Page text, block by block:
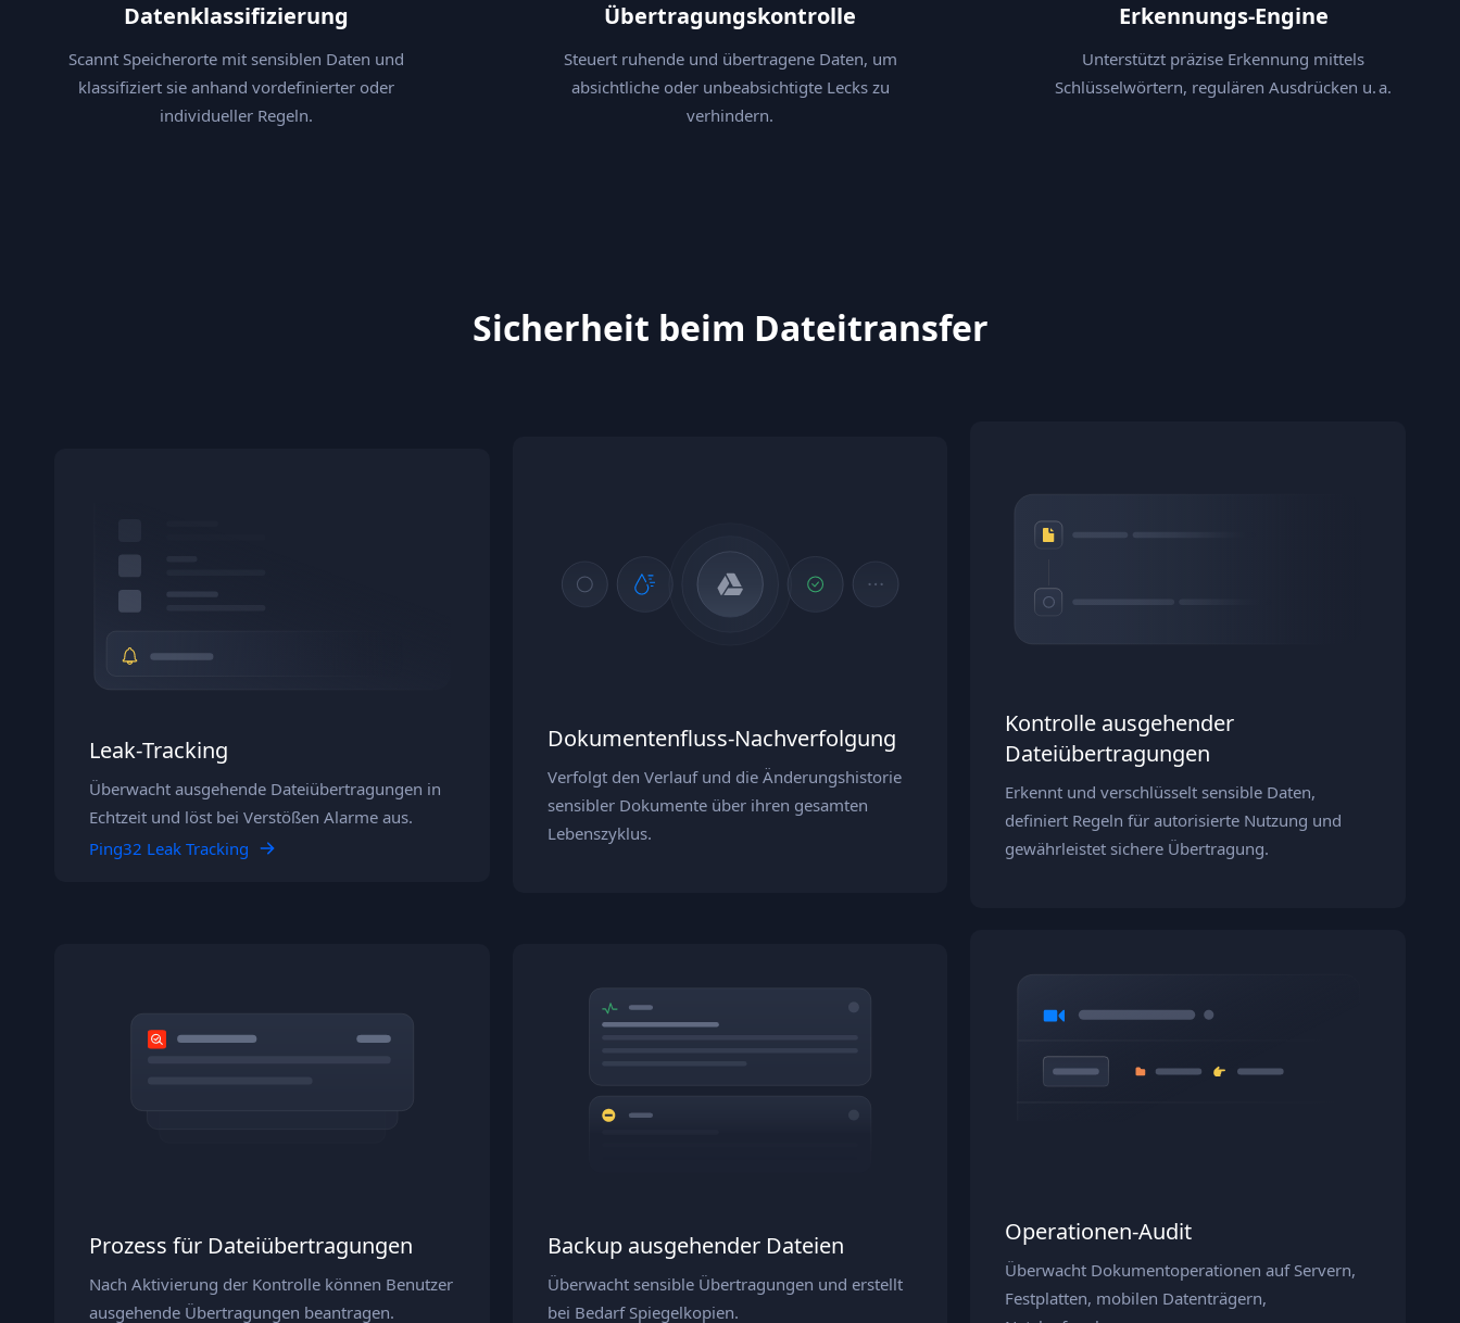
Datenklassifizierung
Scannt Speicherorte mit sensiblen Daten und
klassifiziert sie anhand vordefinierter oder
individueller Regeln.
Übertragungskontrolle
Steuert ruhende und übertragene Daten, um
absichtliche oder unbeabsichtigte Lecks zu
verhindern.
Erkennungs‑Engine
Unterstützt präzise Erkennung mittels
Schlüsselwörtern, regulären Ausdrücken u. a.
Sicherheit beim Dateitransfer
Leak‑Tracking
Überwacht ausgehende Dateiübertragungen in
Echtzeit und löst bei Verstößen Alarme aus.
Ping32 Leak Tracking
Dokumentenfluss‑Nachverfolgung
Verfolgt den Verlauf und die Änderungshistorie
sensibler Dokumente über ihren gesamten
Lebenszyklus.
Kontrolle ausgehender
Dateiübertragungen
Erkennt und verschlüsselt sensible Daten,
definiert Regeln für autorisierte Nutzung und
gewährleistet sichere Übertragung.
Prozess für Dateiübertragungen
Nach Aktivierung der Kontrolle können Benutzer
ausgehende Übertragungen beantragen.
Backup ausgehender Dateien
Überwacht sensible Übertragungen und erstellt
bei Bedarf Spiegelkopien.
Operationen‑Audit
Überwacht Dokumentoperationen auf Servern,
Festplatten, mobilen Datenträgern,